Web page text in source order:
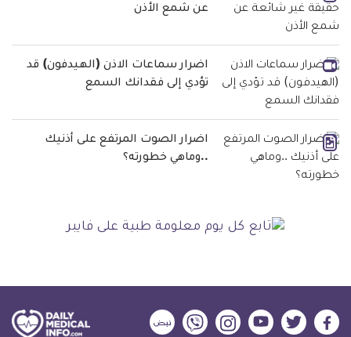
عن شمع الأذن
اضرار سماعات الاذن (الهيدفون) قد
تؤدي إلى فقدانك السمع
اضرار الصوت المرتفع على أذنيك
..وماهي خطورته؟
ديلي
ديلي
ديلي
ديلي
ديلي
ديلي